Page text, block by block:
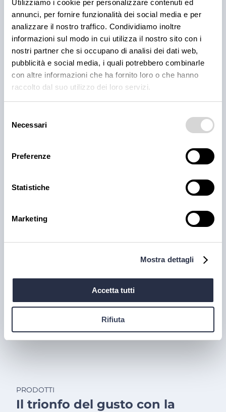
Utilizziamo i cookie per personalizzare contenuti ed
annunci, per fornire funzionalità dei social media e per
analizzare il nostro traffico. Condividiamo inoltre
informazioni sul modo in cui utilizza il nostro sito con i
nostri partner che si occupano di analisi dei dati web,
pubblicità e social media, i quali potrebbero combinarle
con altre informazioni che ha fornito loro o che hanno
raccolto dal suo utilizzo dei loro servizi.
delNecessari
Preferenze
Statistiche
Marketing
Mostra dettagli
Accetta tutti
Rifiuta
3 ago 2026
Cantina Valle Isarco:
territorio
Cantina Valle Isarco è sinonimo di eccellenza: i vini
bianchi di questa cantina sono tra i più ricercati
alla lavorazione accurata e meticolosa.
PRODOTTI
Il trionfo del gusto con la